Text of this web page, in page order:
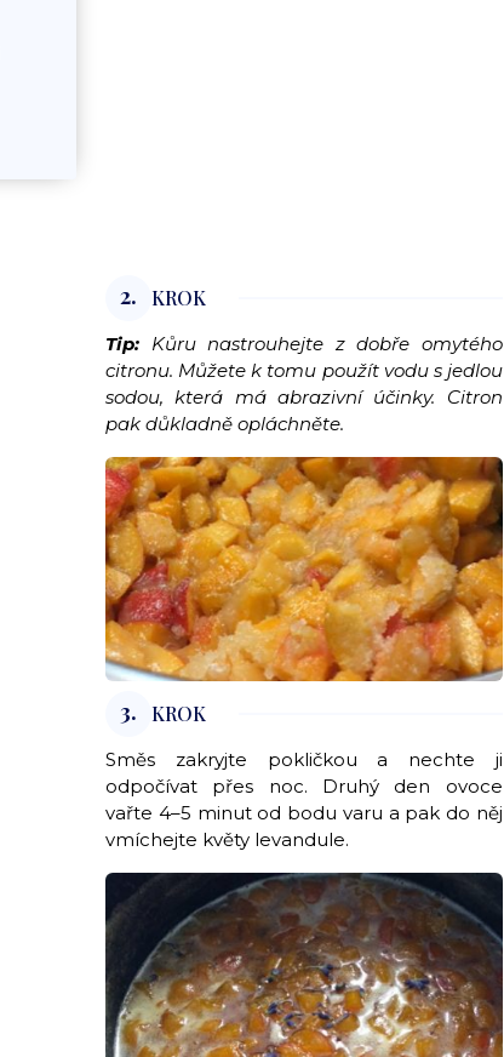
2. KROK
Tip: Kůru nastrouhejte z dobře omytého
citronu. Můžete k tomu použít vodu s jedlou
sodou, která má abrazivní účinky. Citron
pak důkladně opláchněte.
3. KROK
Směs zakryjte pokličkou a nechte ji
odpočívat přes noc. Druhý den ovoce
vařte 4–5 minut od bodu varu a pak do něj
vmíchejte květy levandule.